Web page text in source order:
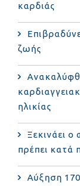
καρδιάς
ζωής
ηλικίας
Ξεκινάει ο
πρέπει κατά
Αύξηση